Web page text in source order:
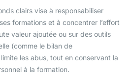
clairs vise à responsabiliser
formations et à concentrer l’effort
valeur ajoutée ou sur des outils
(comme le bilan de
les abus, tout en conservant la
à la formation.